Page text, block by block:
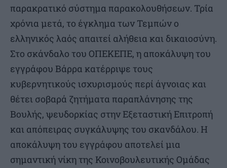
παρακρατικό σύστημα παρακολουθήσεων. Τρία
χρόνια μετά, το έγκλημα των Τεμπών ο
ελληνικός λαός απαιτεί αλήθεια και δικαιοσύνη.
Στο σκάνδαλο του ΟΠΕΚΕΠΕ, η αποκάλυψη του
εγγράφου Βάρρα κατέρριψε τους
κυβερνητικούς ισχυρισμούς περί άγνοιας και
θέτει σοβαρά ζητήματα παραπλάνησης της
Βουλής, ψευδορκίας στην Εξεταστική Επιτροπή
και απόπειρας συγκάλυψης του σκανδάλου. Η
αποκάλυψη του εγγράφου αποτελεί μια
σημαντική νίκη της Κοινοβουλευτικής Ομάδας